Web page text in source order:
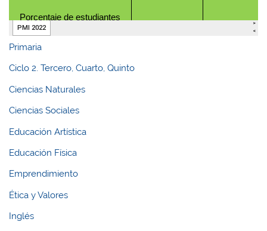
Primaria
Ciclo 2. Tercero, Cuarto, Quinto
Ciencias Naturales
Ciencias Sociales
Educación Artística
Educación Física
Emprendimiento
Ética y Valores
Inglés